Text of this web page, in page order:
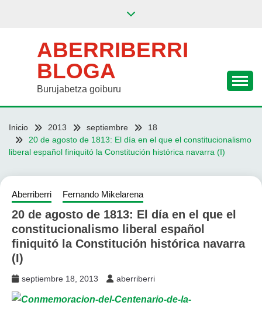
ABERRIBERRI
BLOGA
Burujabetza goiburu
Inicio 2013 septiembre
18
20 de agosto de 1813: El día en el que el constitucionalismo
liberal español finiquitó la Constitución histórica navarra (I)
Aberriberri Fernando Mikelarena
20 de agosto de 1813: El día en el que el
constitucionalismo liberal español
finiquitó la Constitución histórica navarra
(I)
septiembre 18, 2013 aberriberri